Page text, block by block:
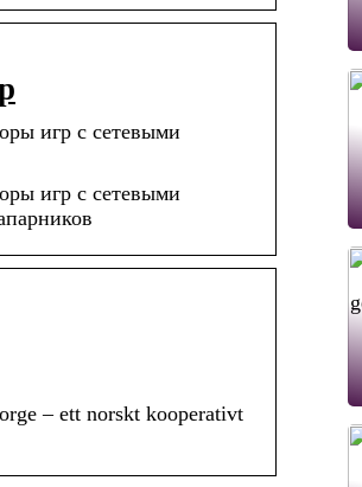
игр с сетевыми
игр с сетевыми
– ett norskt kooperativt